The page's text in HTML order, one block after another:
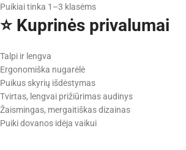
Puikiai tinka 1–3 klasėms
⭐ Kuprinės privalumai
Talpi ir lengva
Ergonomiška nugarėlė
Puikus skyrių išdėstymas
Tvirtas, lengvai prižiūrimas audinys
Žaismingas, mergaitiškas dizainas
Puiki dovanos idėja vaikui